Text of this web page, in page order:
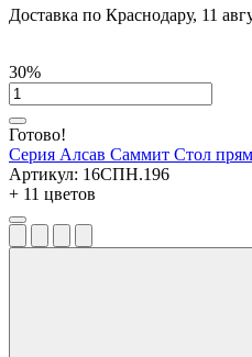
Доставка по Краснодару, 11
30%
Готово!
Серия Алсав Саммит Стол
Артикул: 16СПН.196
+ 11 цветов